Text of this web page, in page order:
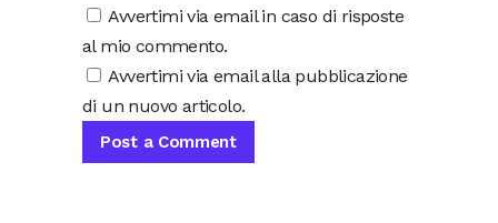
Avvertimi via email in caso di risposte
al mio commento.
Avvertimi via email alla pubblicazione
di un nuovo articolo.